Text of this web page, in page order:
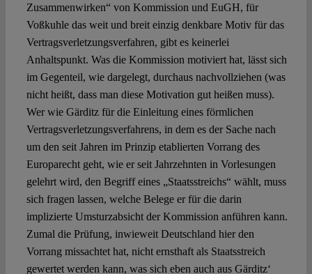
Zusammenwirken“ von Kommission und EuGH, für
Voßkuhle das weit und breit einzig denkbare Motiv für das
Vertragsverletzungsverfahren, gibt es keinerlei
Anhaltspunkt. Was die Kommission motiviert hat, lässt sich
im Gegenteil, wie dargelegt, durchaus nachvollziehen (was
nicht heißt, dass man diese Motivation gut heißen muss).
Wer wie Gärditz für die Einleitung eines förmlichen
Vertragsverletzungsverfahrens, in dem es der Sache nach
um den seit Jahren im Prinzip etablierten Vorrang des
Europarecht geht, wie er seit Jahrzehnten in Vorlesungen
gelehrt wird, den Begriff eines „Staatsstreichs“ wählt, muss
sich fragen lassen, welche Belege er für die darin
implizierte Umsturzabsicht der Kommission anführen kann.
Zumal die Prüfung, inwieweit Deutschland hier den
Vorrang missachtet hat, nicht ernsthaft als Staatsstreich
gewertet werden kann, was sich eben auch aus Gärditz‘